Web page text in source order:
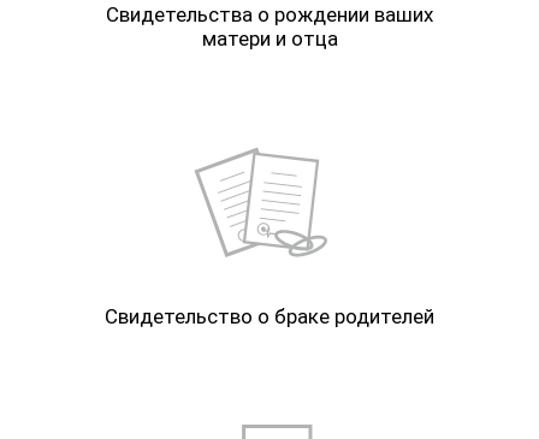
Свидетельства о рождении ваших
матери и отца
Свидетельство о браке родителей